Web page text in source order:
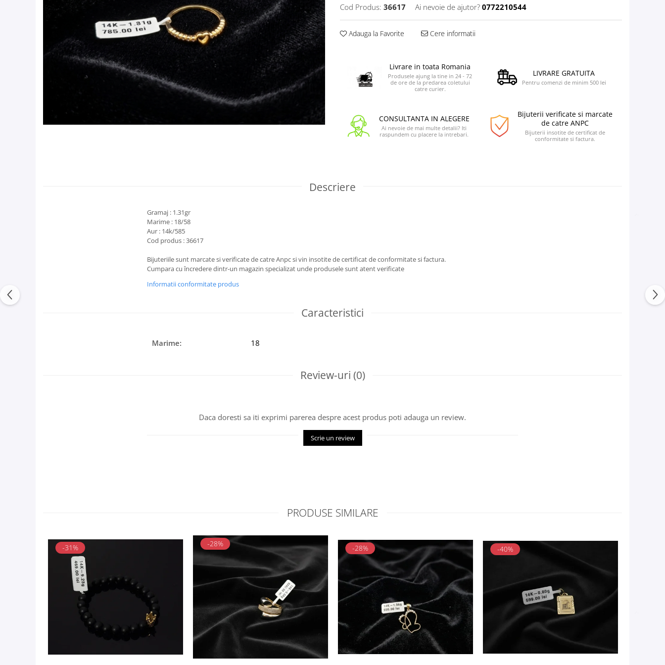
Cod Produs: 36617 Ai nevoie de ajutor? 0772210544
Adauga la Favorite Cere informatii
Livrare in toata Romania
Produsele ajung la tine in 24 - 72
de ore de la predarea coletului
catre curier.
LIVRARE GRATUITA
Pentru comenzi de minim 500 lei
CONSULTANTA IN ALEGERE
Ai nevoie de mai multe detalii? Iti
raspundem cu placere la intrebari.
Bijuterii verificate si marcate
de catre ANPC
Bijuterii insotite de certificat de
conformitate si factura.
Descriere
Gramaj : 1.31gr
Marime : 18/58
Aur : 14k/585
Cod produs : 36617
Bijuteriile sunt marcate si verificate de catre Anpc si vin insotite de certificat de conformitate si factura.
Cumpara cu încredere dintr-un magazin specializat unde produsele sunt atent verificate
Informatii conformitate produs
Caracteristici
Marime: 18
Review-uri (0)
Daca doresti sa iti exprimi parerea despre acest produs poti adauga un review.
Scrie un review
PRODUSE SIMILARE
-31% -28% -28% -40%